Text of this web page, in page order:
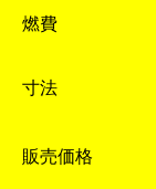
燃費
寸法
販売価格